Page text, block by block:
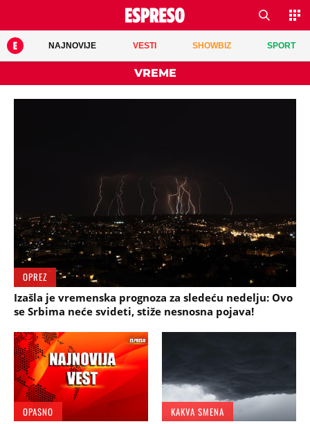
NAJNOVIJE VESTI SHOWBIZ SPORT
VREME
OPREZ
Izašla je vremenska prognoza za sledeću nedelju: Ovo
se Srbima neće svideti, stiže nesnosna pojava!
OPASNO
KAKVA SMENA